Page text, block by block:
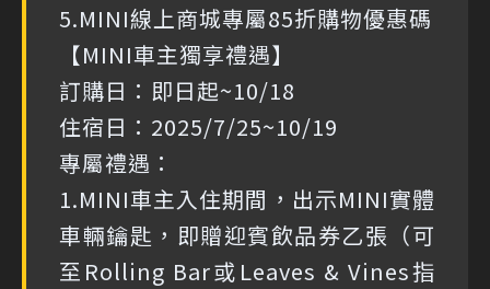
5.MINI線上商城專屬85折購物優惠碼
【MINI車主獨享禮遇】
訂購日：即日起~10/18
住宿日：2025/7/25~10/19
專屬禮遇：
1.MINI車主入住期間，出示MINI實體
車輛鑰匙，即贈迎賓飲品券乙張（可
至Rolling Bar或Leaves & Vines指